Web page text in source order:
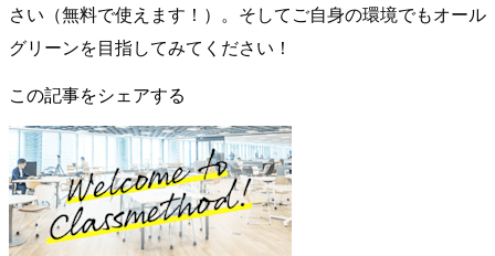
さい（無料で使えます！）。そしてご自身の環境でもオール
グリーンを目指してみてください！
この記事をシェアする